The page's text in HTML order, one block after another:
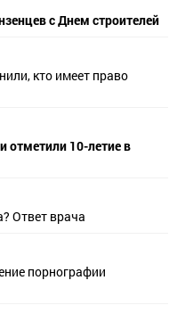
с Днем строителей
кто имеет право
отметили 10-летие в
Ответ врача
порнографии